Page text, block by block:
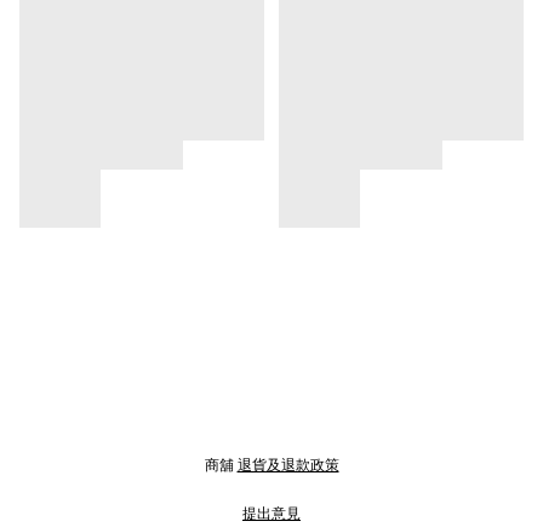
商舖 退貨及退款政策
提出意見